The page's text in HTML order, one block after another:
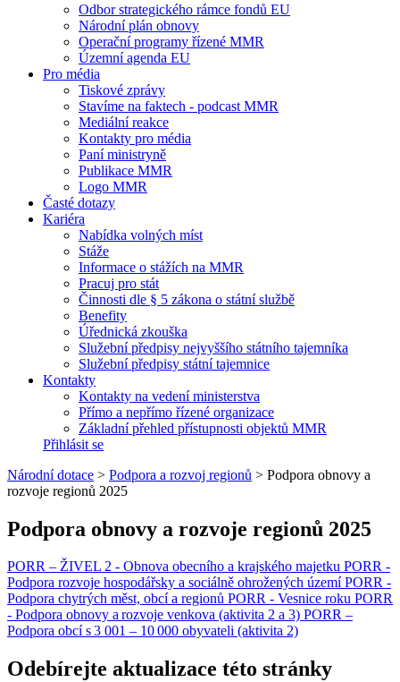
Odbor strategického rámce fondů EU
Národní plán obnovy
Operační programy řízené MMR
Územní agenda EU
Pro média
Tiskové zprávy
Stavíme na faktech - podcast MMR
Mediální reakce
Kontakty pro média
Paní ministryně
Publikace MMR
Logo MMR
Časté dotazy
Kariéra
Nabídka volných míst
Stáže
Informace o stážích na MMR
Pracuj pro stát
Činnosti dle § 5 zákona o státní službě
Benefity
Úřednická zkouška
Služební předpisy nejvyššího státního tajemníka
Služební předpisy státní tajemnice
Kontakty
Kontakty na vedení ministerstva
Přímo a nepřímo řízené organizace
Základní přehled přístupnosti objektů MMR
Přihlásit se
Národní dotace > Podpora a rozvoj regionů > Podpora obnovy a
rozvoje regionů 2025
Podpora obnovy a rozvoje regionů 2025
PORR – ŽIVEL 2 - Obnova obecního a krajského majetku PORR -
Podpora rozvoje hospodářsky a sociálně ohrožených územíPORR -
Podpora chytrých měst, obcí a regionů PORR - Vesnice roku PORR
- Podpora obnovy a rozvoje venkova (aktivita 2 a 3) PORR –
Podpora obcí s 3 001 – 10 000 obyvateli (aktivita 2)
Odebírejte aktualizace této stránky